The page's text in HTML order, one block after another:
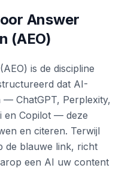
Answer
(AEO)
is de discipline
dat AI-
ChatGPT, Perplexity,
en Copilot — deze
en citeren. Terwijl
de blauwe link, richt
een AI uw content